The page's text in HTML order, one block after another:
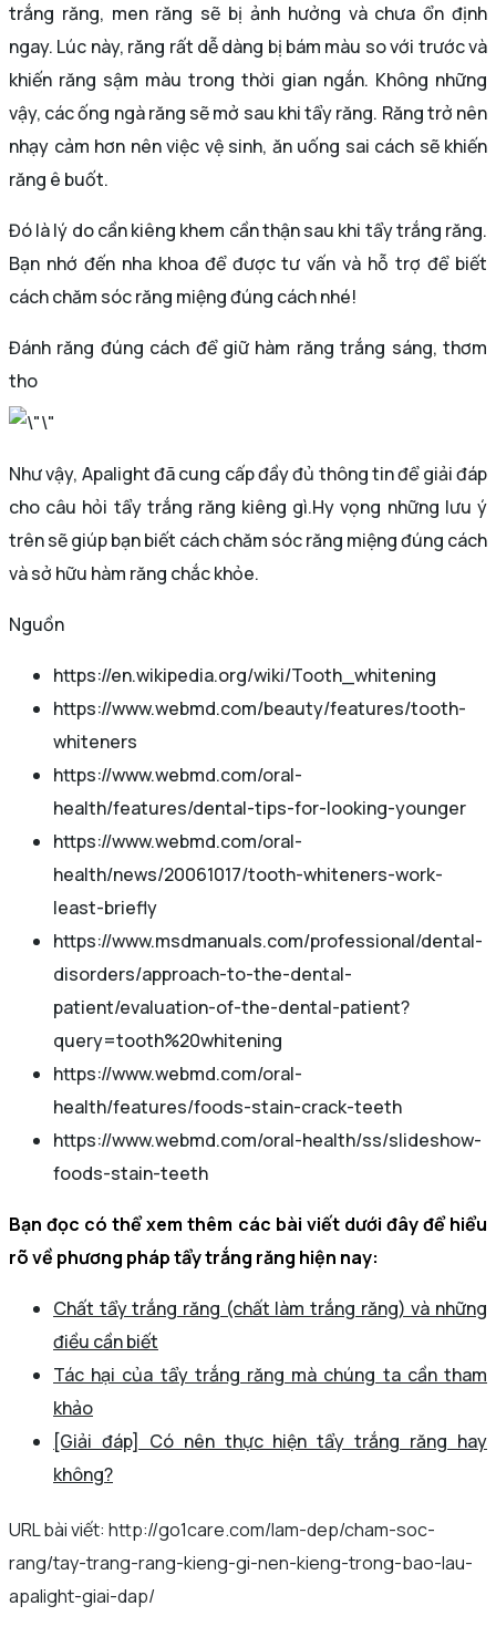
trắng răng, men răng sẽ bị ảnh hưởng và chưa ổn định
ngay. Lúc này, răng rất dễ dàng bị bám màu so với trước và
khiến răng sậm màu trong thời gian ngắn. Không những
vậy, các ống ngà răng sẽ mở sau khi tẩy răng. Răng trở nên
nhạy cảm hơn nên việc vệ sinh, ăn uống sai cách sẽ khiến
răng ê buốt.
Đó là lý do cần kiêng khem cần thận sau khi tẩy trắng răng.
Bạn nhớ đến nha khoa để được tư vấn và hỗ trợ để biết
cách chăm sóc răng miệng đúng cách nhé!
Đánh răng đúng cách để giữ hàm răng trắng sáng, thơm
tho
Như vậy, Apalight đã cung cấp đầy đủ thông tin để giải đáp
cho câu hỏi tẩy trắng răng kiêng gì.Hy vọng những lưu ý
trên sẽ giúp bạn biết cách chăm sóc răng miệng đúng cách
và sở hữu hàm răng chắc khỏe.
Nguồn
https://en.wikipedia.org/wiki/Tooth_whitening
https://www.webmd.com/beauty/features/tooth-
whiteners
https://www.webmd.com/oral-
health/features/dental-tips-for-looking-younger
https://www.webmd.com/oral-
health/news/20061017/tooth-whiteners-work-
least-briefly
https://www.msdmanuals.com/professional/dental-
disorders/approach-to-the-dental-
patient/evaluation-of-the-dental-patient?
query=tooth%20whitening
https://www.webmd.com/oral-
health/features/foods-stain-crack-teeth
https://www.webmd.com/oral-health/ss/slideshow-
foods-stain-teeth
Bạn đọc có thể xem thêm các bài viết dưới đây để hiểu
rõ về phương pháp tẩy trắng răng hiện nay:
Chất tẩy trắng răng (chất làm trắng răng) và những
điều cần biết
Tác hại của tẩy trắng răng mà chúng ta cần tham
khảo
[Giải đáp] Có nên thực hiện tẩy trắng răng hay
không?
URL bài viết: http://go1care.com/lam-dep/cham-soc-
rang/tay-trang-rang-kieng-gi-nen-kieng-trong-bao-lau-
apalight-giai-dap/